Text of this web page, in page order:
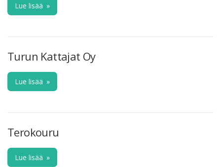
Lue lisää »
Turun Kattajat Oy
Lue lisää »
Terokouru
Lue lisää »